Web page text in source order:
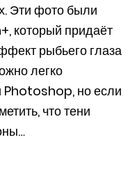
Эти фото были
который придаёт
рыбьего глаза
легко
но если
что тени